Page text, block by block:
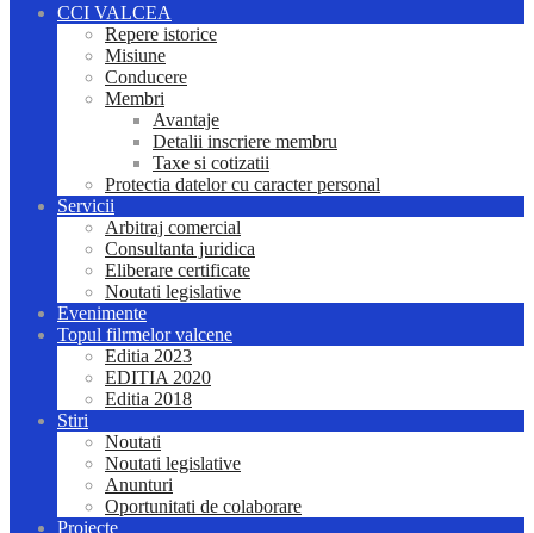
CCI VALCEA
Repere istorice
Misiune
Conducere
Membri
Avantaje
Detalii inscriere membru
Taxe si cotizatii
Protectia datelor cu caracter personal
Servicii
Arbitraj comercial
Consultanta juridica
Eliberare certificate
Noutati legislative
Evenimente
Topul filrmelor valcene
Editia 2023
EDITIA 2020
Editia 2018
Stiri
Noutati
Noutati legislative
Anunturi
Oportunitati de colaborare
Proiecte